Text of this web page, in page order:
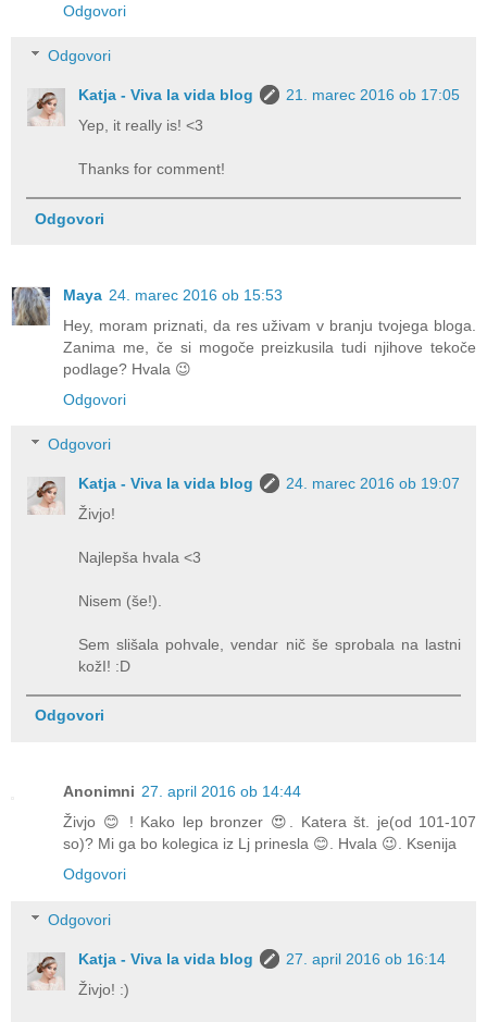
Odgovori
Odgovori
Katja - Viva la vida blog
21. marec 2016 ob 17:05
Yep, it really is! <3
Thanks for comment!
Odgovori
Maya 24. marec 2016 ob 15:53
Hey, moram priznati, da res uživam v branju tvojega bloga.
Zanima me, če si mogoče preizkusila tudi njihove tekoče
podlage? Hvala 😉
Odgovori
Odgovori
Katja - Viva la vida blog
24. marec 2016 ob 19:07
Živjo!
Najlepša hvala <3
Nisem (še!).
Sem slišala pohvale, vendar nič še sprobala na lastni
kožI! :D
Odgovori
Anonimni 27. april 2016 ob 14:44
Živjo 😊 ! Kako lep bronzer 😍. Katera št. je(od 101-107
so)? Mi ga bo kolegica iz Lj prinesla 😊. Hvala 😉. Ksenija
Odgovori
Odgovori
Katja - Viva la vida blog
27. april 2016 ob 16:14
Živjo! :)